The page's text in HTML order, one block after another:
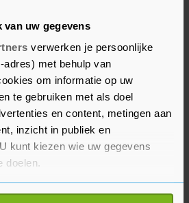
uw gegevens
verwerken je persoonlijke
met behulp van
om informatie op uw
te gebruiken met als doel
en content, metingen aan
inzicht in publiek en
kunt kiezen wie uw gegevens
doelen.
we ook graag:
dan extra alertheid
OM nooit iets, aldus de
januari 2015 gewapend met
van het NOS Journaal
eisen. Hij werd kort na zijn
Hij kreeg veertig maanden
24 voorwaardelijk.